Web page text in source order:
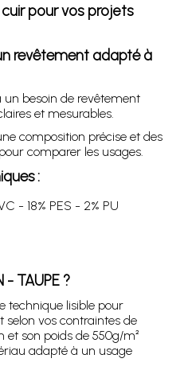
cuir pour vos projets
revêtement adapté à
un besoin de revêtement
et mesurables.
composition précise et des
comparer les usages.
:
- 18% PES - 2% PU
- TAUPE ?
technique lisible pour
selon vos contraintes de
et son poids de 550g/m²
adapté à un usage